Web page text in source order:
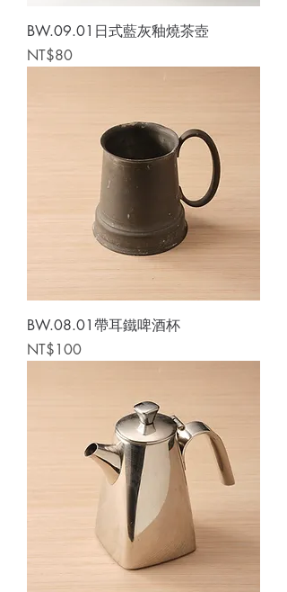
BW.09.01日式藍灰釉燒茶壺
Price
NT$80
BW.08.01帶耳鐵啤酒杯
Price
NT$100